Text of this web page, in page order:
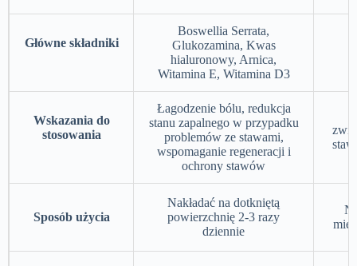
Główne składniki
Boswellia Serrata,
Glukozamina, Kwas
hialuronowy, Arnica,
Witamina E, Witamina D3
Wskazania do
stosowania
Łagodzenie bólu, redukcja
stanu zapalnego w przypadku
problemów ze stawami,
wspomaganie regeneracji i
ochrony stawów
Sposób użycia
Nakładać na dotkniętą
powierzchnię 2-3 razy
dziennie